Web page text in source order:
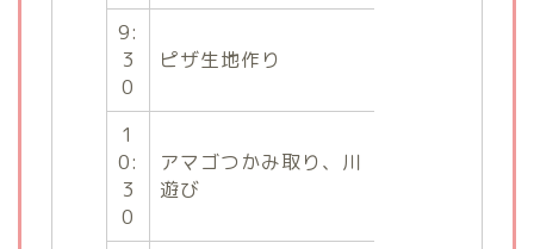
9:
3
0
ピザ生地作り
1
0:
3
0
アマゴつかみ取り、川
遊び